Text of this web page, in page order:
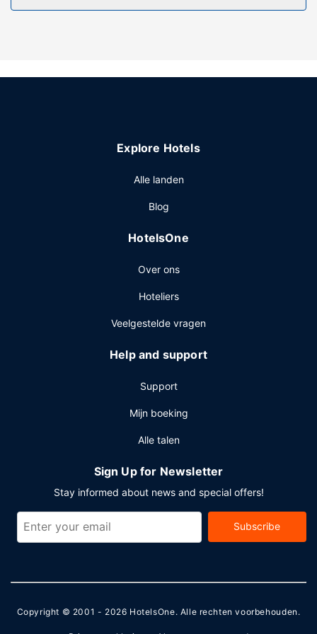
Algemene voorziening
Explore Hotels
Alle landen
Blog
HotelsOne
Over ons
Hoteliers
Veelgestelde vragen
Help and support
Support
Mijn boeking
Alle talen
Sign Up for Newsletter
Stay informed about news and special offers!
Subscribe
Copyright © 2001 - 2026 HotelsOne. Alle rechten voorbehouden.